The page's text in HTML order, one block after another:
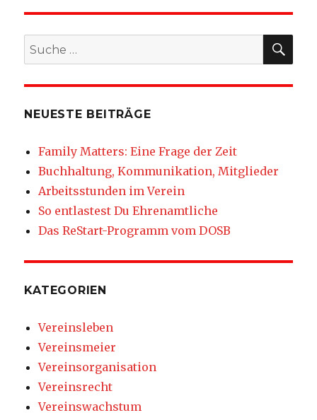
Suche
nach:
NEUESTE BEITRÄGE
Family Matters: Eine Frage der Zeit
Buchhaltung, Kommunikation, Mitglieder
Arbeitsstunden im Verein
So entlastest Du Ehrenamtliche
Das ReStart-Programm vom DOSB
KATEGORIEN
Vereinsleben
Vereinsmeier
Vereinsorganisation
Vereinsrecht
Vereinswachstum